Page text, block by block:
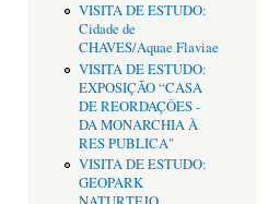
VISITA DE ESTUDO:
Cidade de
CHAVES/Aquae Flaviae
VISITA DE ESTUDO:
EXPOSIÇÃO “CASA
DE REORDAÇÔES -
DA MONARCHIA À
RES PUBLICA"
VISITA DE ESTUDO:
GEOPARK